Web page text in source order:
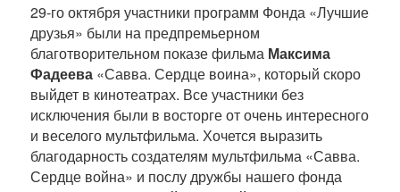
29-го октября участники программ Фонда «Лучшие
друзья» были на предпремьерном
благотворительном показе фильма Максима
Фадеева«Савва. Сердце воина», который скоро
выйдет в кинотеатрах. Все участники без
исключения были в восторге от очень интересного
и веселого мультфильма. Хочется выразить
благодарность создателям мультфильма «Савва.
Сердце война» и послу дружбы нашего фонда